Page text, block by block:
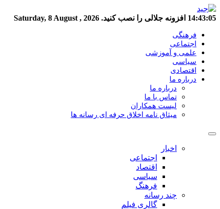
14:43:06 افزونه جلالی را نصب کنید. Saturday, 8 August , 2026
فرهنگی
اجتماعی
علمی و آموزشی
سیاسی
اقتصادی
درباره ما
درباره ما
تماس با ما
لیست همکاران
میثاق نامه اخلاق حرفه ای رسانه ها
اخبار
اجتماعی
اقتصاد
سیاسی
فرهنگ
چند رسانه
گالری فیلم